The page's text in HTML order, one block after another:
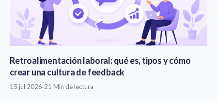
Retroalimentación laboral: qué es, tipos y cómo
crear una cultura de feedback
15 jul 2026·21 Min de lectura